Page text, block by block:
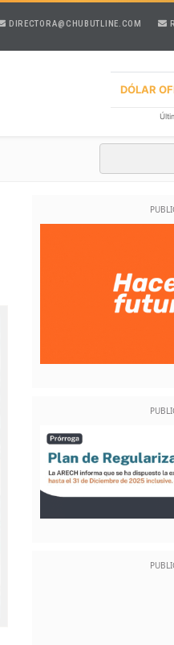
DIRECTORA@CHUBUTLINE.COM
DÓLAR